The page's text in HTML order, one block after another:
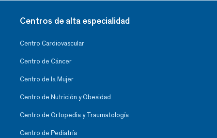
Centros de alta especialidad
Centro Cardiovascular
Centro de Cáncer
Centro de la Mujer
Centro de Nutrición y Obesidad
Centro de Ortopedia y Traumatología
Centro de Pediatría